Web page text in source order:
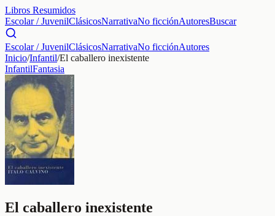
Libros Resumidos
Escolar / JuvenilClásicosNarrativaNo ficciónAutoresBuscar
Escolar / JuvenilClásicosNarrativaNo ficciónAutores
Inicio/Infantil/El caballero inexistente
InfantilFantasia
El caballero inexistente